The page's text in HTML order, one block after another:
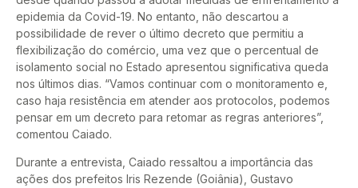
epidemia da Covid-19. No entanto, não descartou a
possibilidade de rever o último decreto que permitiu a
flexibilização do comércio, uma vez que o percentual de
isolamento social no Estado apresentou significativa queda
nos últimos dias. “Vamos continuar com o monitoramento e,
caso haja resistência em atender aos protocolos, podemos
pensar em um decreto para retomar as regras anteriores”,
comentou Caiado.
Durante a entrevista, Caiado ressaltou a importância das
ações dos prefeitos Iris Rezende (Goiânia), Gustavo